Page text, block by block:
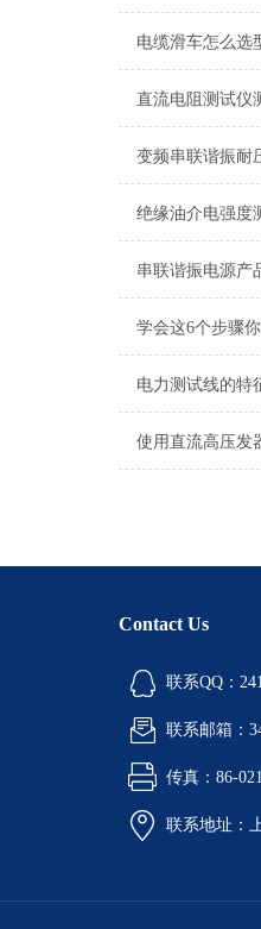
电缆滑车怎么选
电力测试线的特
Contact Us
联系QQ：
联系邮箱：
传真：86-
联系地址：